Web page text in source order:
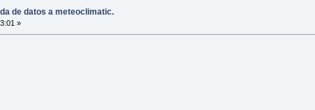
de datos a meteoclimatic.
»